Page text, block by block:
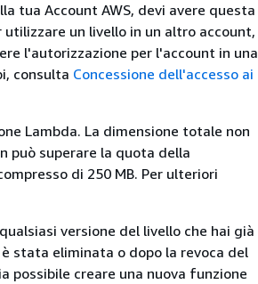
tua Account AWS, devi avere questa
utilizzare un livello in un altro account,
l'autorizzazione per l'account in una
consulta Concessione dell'accesso ai
Lambda. La dimensione totale non
può superare la quota della
di 250 MB. Per ulteriori
versione del livello che hai già
stata eliminata o dopo la revoca del
possibile creare una nuova funzione